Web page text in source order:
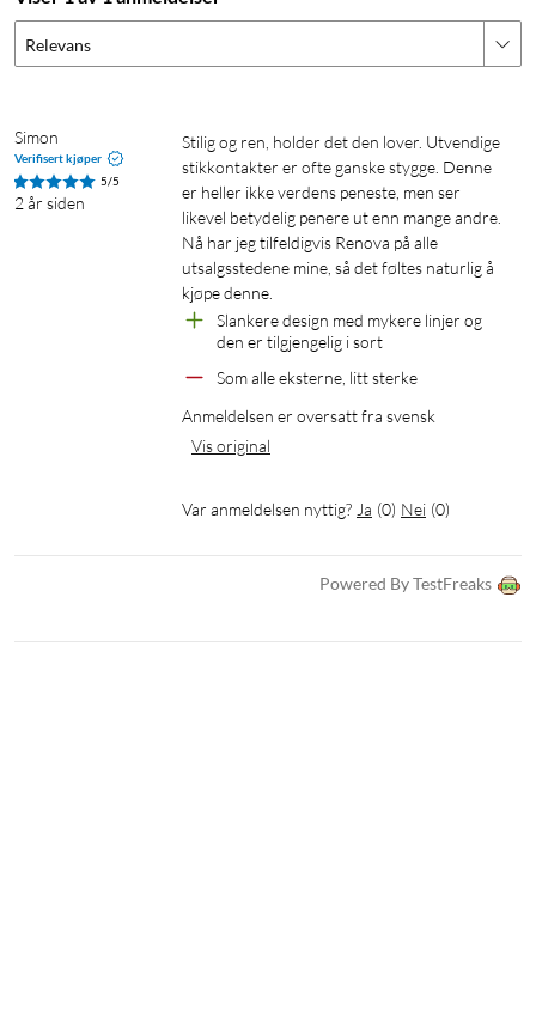
Relevans
Simon
Verifisert kjøper
5/5
2 år siden
Stilig og ren, holder det den lover. Utvendige
stikkontakter er ofte ganske stygge. Denne
er heller ikke verdens peneste, men ser
likevel betydelig penere ut enn mange andre.
Nå har jeg tilfeldigvis Renova på alle
utsalgsstedene mine, så det føltes naturlig å
kjøpe denne.
Slankere design med mykere linjer og
den er tilgjengelig i sort
Som alle eksterne, litt sterke
Anmeldelsen er oversatt fra svensk
Vis original
Var anmeldelsen nyttig? Ja (0) Nei (0)
Powered By TestFreaks